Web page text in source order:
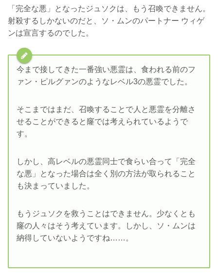
「完全な悪」となったジュソクは、もう召喚できません。
射殺するしかないのだと、ソ・ムンのパートナー ウィゲ
ンは宣言するのでした。
今まで接してきた一番強い悪霊は、食われる前のフ
ァン・ピルグァンのようなレベル3の悪霊でした。
そこまではまだ、召喚することで人と悪霊を分離さ
せることができると窿では考えられているようで
す。
しかし、高レベルの悪霊同士で食らい合って「完全
な悪」となった場合は全く別の方法が取られること
も決まっていました。
もうジュソクを救うことはできません。少なくとも
窿の人々はそう考えています。しかし、ソ・ムンは
納得していないようですね……。